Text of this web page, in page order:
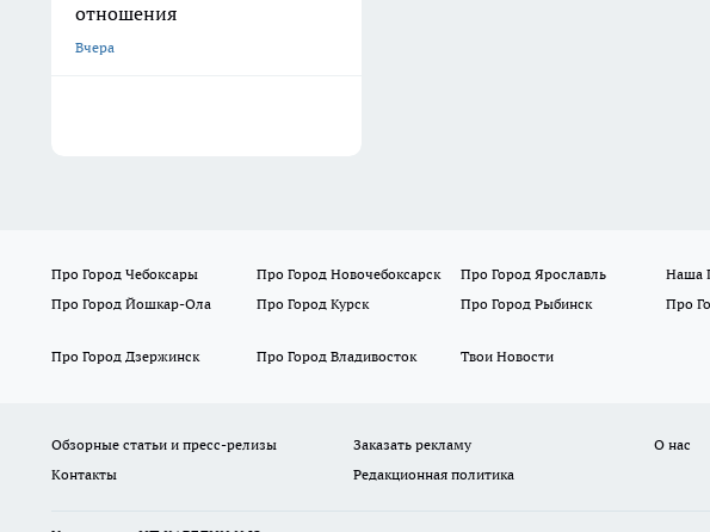
отношения
Вчера
Про Город Чебоксары Про Город Новочебоксарск Про Город Ярославль Наша
Про Город Йошкар-Ола
Про Город Курск Про Город Рыбинск Про
Про Город Дзержинск
Про Город Владивосток Твои Новости
Обзорные статьи и пресс-релизы Заказать рекламу
О нас
Контакты
Редакционная политика